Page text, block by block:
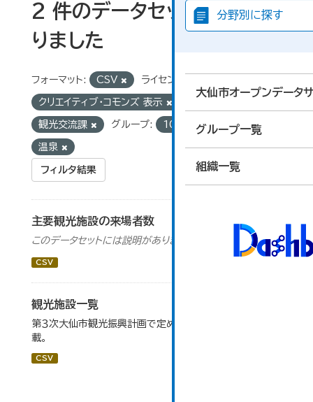
分野別に探す
大仙市オープンデータ
グループ一覧
組織一覧
2 件のデータセットが見つか
りました
フォーマット: CSV ライセンス:
クリエイティブ・コモンズ 表示
観光交流課 グループ: 10_運輸・観光 タグ:
温泉
フィルタ結果
主要観光施設の来場者数
このデータセットには説明がありません
CSV
観光施設一覧
第３次大仙市観光振興計画で定めた、主要観光施設を掲
載。
CSV